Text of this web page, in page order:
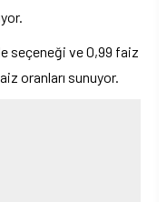
seçeneği ve 0,99 faiz
oranları sunuyor.